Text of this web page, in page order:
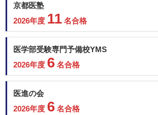
京都医塾
2026年度 11 名合格
医学部受験専門予備校YMS
2026年度 6 名合格
医進の会
2026年度 6 名合格